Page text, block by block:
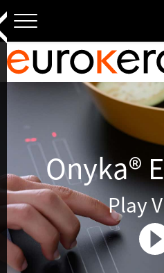
跳
至
内
容
KeraWhite®
Onyka®
Play